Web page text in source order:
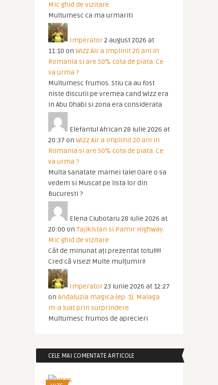
Mic ghid de vizitare
Multumesc ca ma urmariti
Imperator2 august 2026 at
11:10 on Wizz Air a implinit 20 ani in
Romania si are 50% cota de piata. Ce
va urma ?
Multumesc frumos. Stiu ca au fost
niste discutii pe vremea cand Wizz era
in Abu Dhabi si zona era considerata
Elefantul African 28 iulie 2026 at
20:37 on Wizz Air a implinit 20 ani in
Romania si are 50% cota de piata. Ce
va urma ?
Multa sanatate mamei tale! Oare o sa
vedem si Muscat pe lista lor din
Bucuresti ?
Elena Ciubotaru 28 iulie 2026 at
20:00 on Tajikistan si Pamir Highway.
Mic ghid de vizitare
Cât de minunat ați prezentat totul!!!!
Cred că visez! Multe mulțumiri!
Imperator23 iunie 2026 at 12:27
on Andaluzia magica (ep. 1). Malaga
m-a luat prin surprindere
Multumesc frumos de aprecieri
CELE MAI COMENTATE ARTICOLE